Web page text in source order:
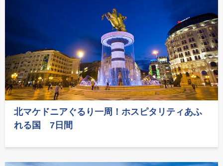
北マケドニアぐるり一周！ホスピタリティあふ
れる国 7日間